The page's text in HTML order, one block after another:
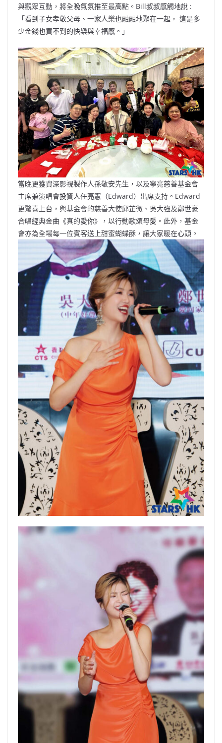
與觀眾互動，將全晚氣氛推至最高點。Bill叔叔感觸地說 :
「看到子女孝敬父母、一家人樂也融融地聚在一起， 這是多
少金錢也買不到的快樂與幸福感。」
當晚更獲資深影視製作人孫敬安先生，以及寧亮慈善基金會
主席兼演唱會投資人任亮憲（Edward）出席支持。Edward
更驚喜上台，與基金會的慈善大使邱芷微、吳大強及鄭世豪
合唱經典金曲《真的愛你》，以行動歌頌母愛。此外，基金
會亦為全場每一位賓客送上甜蜜蝴蝶酥，讓大家暖在心頭。